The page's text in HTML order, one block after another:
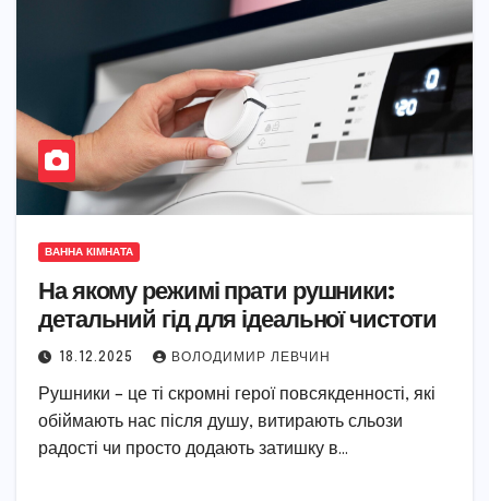
ВАННА КІМНАТА
На якому режимі прати рушники:
детальний гід для ідеальної чистоти
18.12.2025 ВОЛОДИМИР ЛЕВЧИН
Рушники – це ті скромні герої повсякденності, які
обіймають нас після душу, витирають сльози
радості чи просто додають затишку в…